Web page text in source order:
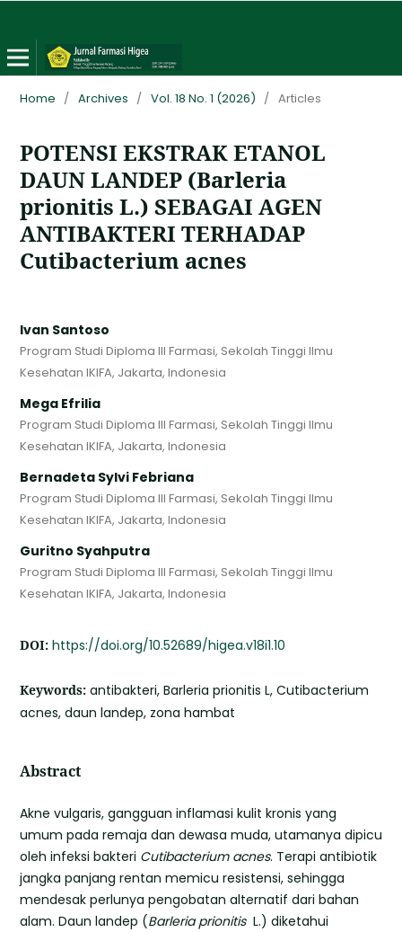
Home / Archives / Vol. 18 No. 1 (2026) / Articles
POTENSI EKSTRAK ETANOL
DAUN LANDEP (Barleria
prionitis L.) SEBAGAI AGEN
ANTIBAKTERI TERHADAP
Cutibacterium acnes
Ivan Santoso
Program Studi Diploma III Farmasi, Sekolah Tinggi Ilmu
Kesehatan IKIFA, Jakarta, Indonesia
Mega Efrilia
Program Studi Diploma III Farmasi, Sekolah Tinggi Ilmu
Kesehatan IKIFA, Jakarta, Indonesia
Bernadeta Sylvi Febriana
Program Studi Diploma III Farmasi, Sekolah Tinggi Ilmu
Kesehatan IKIFA, Jakarta, Indonesia
Guritno Syahputra
Program Studi Diploma III Farmasi, Sekolah Tinggi Ilmu
Kesehatan IKIFA, Jakarta, Indonesia
DOI: https://doi.org/10.52689/higea.v18i1.10
Keywords: antibakteri, Barleria prionitis L, Cutibacterium
acnes, daun landep, zona hambat
Abstract
Akne vulgaris, gangguan inflamasi kulit kronis yang
umum pada remaja dan dewasa muda, utamanya dipicu
oleh infeksi bakteri Cutibacterium acnes. Terapi antibiotik
jangka panjang rentan memicu resistensi, sehingga
mendesak perlunya pengobatan alternatif dari bahan
alam. Daun landep (Barleria prionitis L.) diketahui